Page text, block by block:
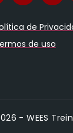
de
de uso
- WEES